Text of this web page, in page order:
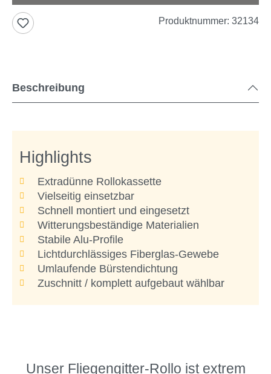
Produktnummer: 32134
Beschreibung
Highlights
Extradünne Rollokassette
Vielseitig einsetzbar
Schnell montiert und eingesetzt
Witterungsbeständige Materialien
Stabile Alu-Profile
Lichtdurchlässiges Fiberglas-Gewebe
Umlaufende Bürstendichtung
Zuschnitt / komplett aufgebaut wählbar
Unser Fliegengitter-Rollo ist extrem